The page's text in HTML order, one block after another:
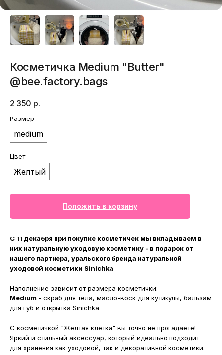
Косметичка Medium "Butter"
@bee.factory.bags
2 350 р.
Размер
medium
Цвет
Желтый
Положить в корзину
С 11 декабря при покупке косметичек мы вкладываем в
них натуральную уходовую косметику - в подарок от
нашего партнера, уральского бренда натуральной
уходовой косметики Sinichka
Наполнение зависит от размера косметички:
Medium - скраб для тела, масло-воск для кутикулы, бальзам
для губ и открытка Sinichka
С косметичкой "Желтая клетка" вы точно не прогадаете!
Яркий и стильный аксессуар, который идеально подходит
для хранения как уходовой, так и декоративной косметики.